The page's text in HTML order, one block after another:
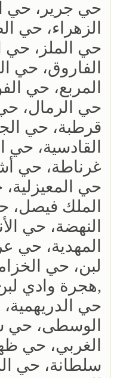
حي جرير، حي
الزهراء، حي
حي الملز، حي
الفاروق، حي
المربع، حي
حي الرمال،
قرطبة، حي
القادسية،
غرناطة، حي
حي
الملك
النهضة، حي
المهدية، حي
لبن، حي
,هجرة وادي
حي
الوسطى، حي
الغربي، حي
سلطانة، حي